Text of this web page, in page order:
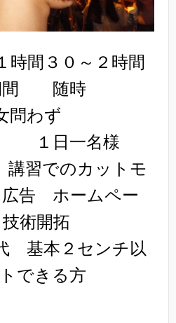
間３０～２時間
間 随時
問わず
日一名様
のカットモ
告 ホームペー
術開拓
基本２センチ以
トできる方